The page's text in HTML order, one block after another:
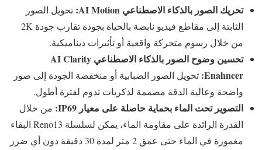
تحريك الصور بالذكاء الاصطناعي AI Motion
: تحويل الصور
الثابتة إلى مقاطع فيديو نابضة بالحياة بجودة تقارب جودة 2K
من خلال رسوم متحركة واقعية أو تأثيرات ديناميكية.
تحسين وضوح الصور بالذكاء الاصطناعي AI Clarity
Enahncer
: تحويل الصور الضبابية أو منخفضة الجودة إلى صور
واضحة وعالية الدقة مصممة لذكريات تدوم لفترة أطول.
التصوير تحت الماء بحماية حاصلة على معيار IP69
: من خلال
القدرة الرائدة على مقاومة الماء، يمكن لسلسلة Reno13 البقاء
مغمورة في الماء حتى عمق 2 متر لمدة 30 دقيقة دون أي ضرر